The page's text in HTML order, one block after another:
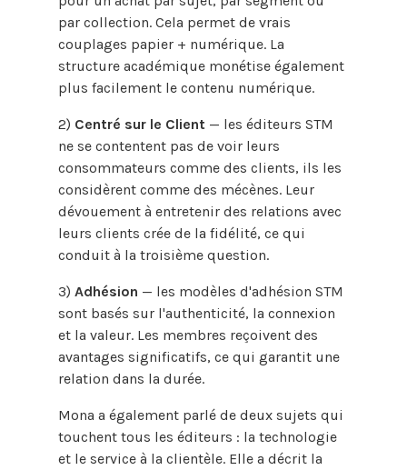
par collection. Cela permet de vrais
couplages papier + numérique. La
structure académique monétise également
plus facilement le contenu numérique.
2) Centré sur le Client — les éditeurs STM
ne se contentent pas de voir leurs
consommateurs comme des clients, ils les
considèrent comme des mécènes. Leur
dévouement à entretenir des relations avec
leurs clients crée de la fidélité, ce qui
conduit à la troisième question.
3) Adhésion — les modèles d'adhésion STM
sont basés sur l'authenticité, la connexion
et la valeur. Les membres reçoivent des
avantages significatifs, ce qui garantit une
relation dans la durée.
Mona a également parlé de deux sujets qui
touchent tous les éditeurs : la technologie
et le service à la clientèle. Elle a décrit la